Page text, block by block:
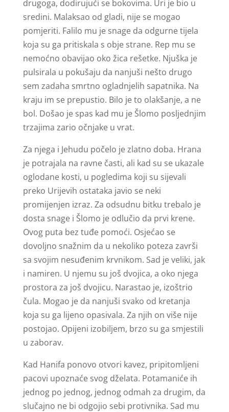
drugoga, dodirujući se bokovima. Uri je bio u
sredini. Malaksao od gladi, nije se mogao
pomjeriti. Falilo mu je snage da odgurne tijela
koja su ga pritiskala s obje strane. Rep mu se
nemoćno obavijao oko žica rešetke. Njuška je
pulsirala u pokušaju da nanjuši nešto drugo
sem zadaha smrtno ogladnjelih sapatnika. Na
kraju im se prepustio. Bilo je to olakšanje, a ne
bol. Došao je spas kad mu je Šlomo posljednjim
trzajima zario očnjake u vrat.
Za njega i Jehudu počelo je zlatno doba. Hrana
je potrajala na ravne časti, ali kad su se ukazale
oglodane kosti, u pogledima koji su sijevali
preko Urijevih ostataka javio se neki
promijenjen izraz. Za odsudnu bitku trebalo je
dosta snage i Šlomo je odlučio da prvi krene.
Ovog puta bez tuđe pomoći. Osjećao se
dovoljno snažnim da u nekoliko poteza završi
sa svojim nesuđenim krvnikom. Sad je veliki, jak
i namiren. U njemu su još dvojica, a oko njega
prostora za još dvojicu. Narastao je, izoštrio
čula. Mogao je da nanjuši svako od kretanja
koja su ga lijeno opasivala. Za njih on više nije
postojao. Opijeni izobiljem, brzo su ga smjestili
u zaborav.
Kad Hanifa ponovo otvori kavez, pripitomljeni
pacovi upoznaće svog dželata. Potamaniće ih
jednog po jednog, jednog odmah za drugim, da
slučajno ne bi odgojio sebi protivnika. Sad mu